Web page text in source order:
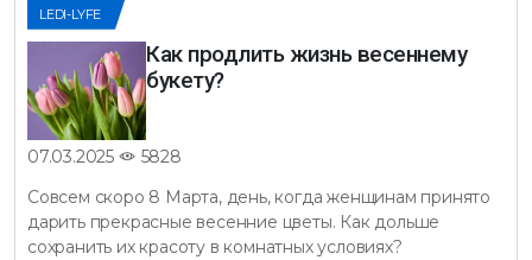
LEDI-LYFE
Как продлить жизнь весеннему
букету?
07.03.2025
5828
Совсем скоро 8 Марта, день, когда женщинам принято
дарить прекрасные весенние цветы. Как дольше
сохранить их красоту в комнатных условиях?